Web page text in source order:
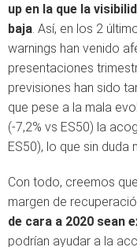
up en la que la
baja. Así, en los 2
warnings han venido
presentaciones
previsiones han sido
que pese a la mala
(-7,2% vs ES50) la
ES50), lo que sin duda
Con todo, creemos
margen de
de cara a 2020 sean
podrían ayudar a la